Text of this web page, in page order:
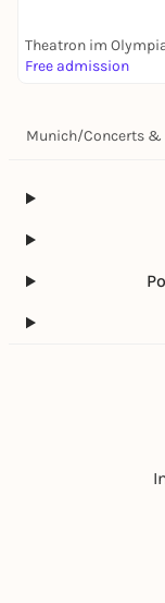
Theatron im
Free admission
Munich/Concerts &